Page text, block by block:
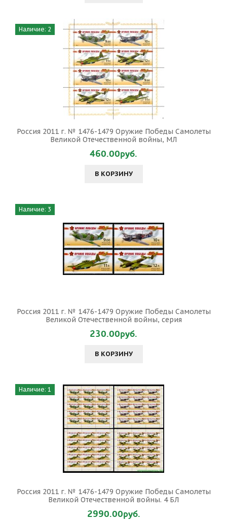
Наличие: 2
Россия 2011 г. № 1476-1479 Оружие Победы Самолеты
Великой Отечественной войны, МЛ
460.00руб.
В КОРЗИНУ
Наличие: 3
Россия 2011 г. № 1476-1479 Оружие Победы Самолеты
Великой Отечественной войны, серия
230.00руб.
В КОРЗИНУ
Наличие: 1
Россия 2011 г. № 1476-1479 Оружие Победы Самолеты
Великой Отечественной войны. 4 БЛ
2990.00руб.